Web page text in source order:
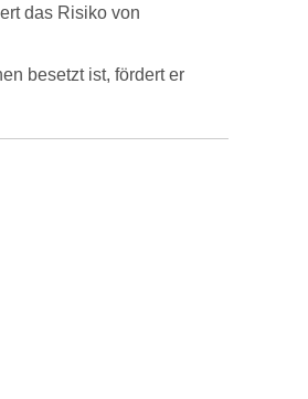
das Risiko von
besetzt ist, fördert er